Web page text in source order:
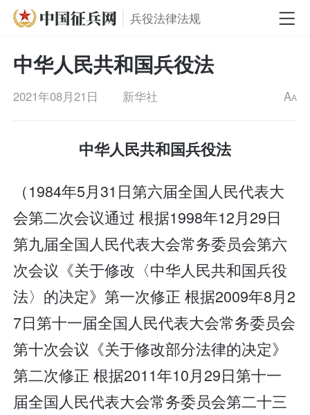
兵役法律法规
中华人民共和国兵役法
2021年08月21日 新华社 AA
中华人民共和国兵役法
（1984年5月31日第六届全国人民代表大
会第二次会议通过 根据1998年12月29日
第九届全国人民代表大会常务委员会第六
次会议《关于修改〈中华人民共和国兵役
法〉的决定》第一次修正 根据2009年8月2
7日第十一届全国人民代表大会常务委员会
第十次会议《关于修改部分法律的决定》
第二次修正 根据2011年10月29日第十一
届全国人民代表大会常务委员会第二十三